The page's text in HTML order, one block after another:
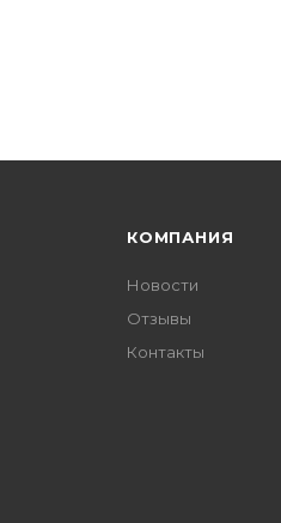
КОМПАНИЯ
Новости
Отзывы
Контакты